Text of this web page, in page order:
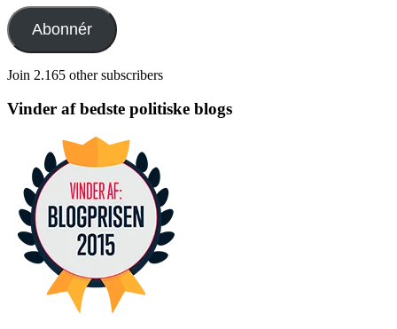
adresse
Abonnér
Join 2.165 other subscribers
Vinder af bedste politiske blogs